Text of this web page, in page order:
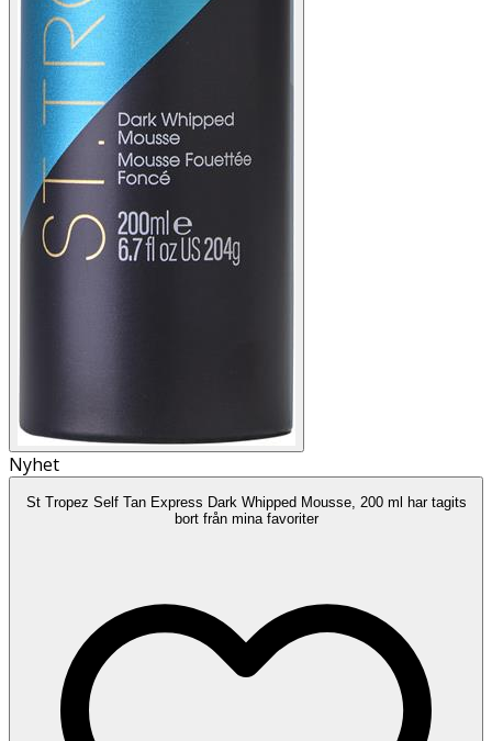
Nyhet
St Tropez Self Tan Express Dark Whipped Mousse, 200 ml har tagits
bort från mina favoriter